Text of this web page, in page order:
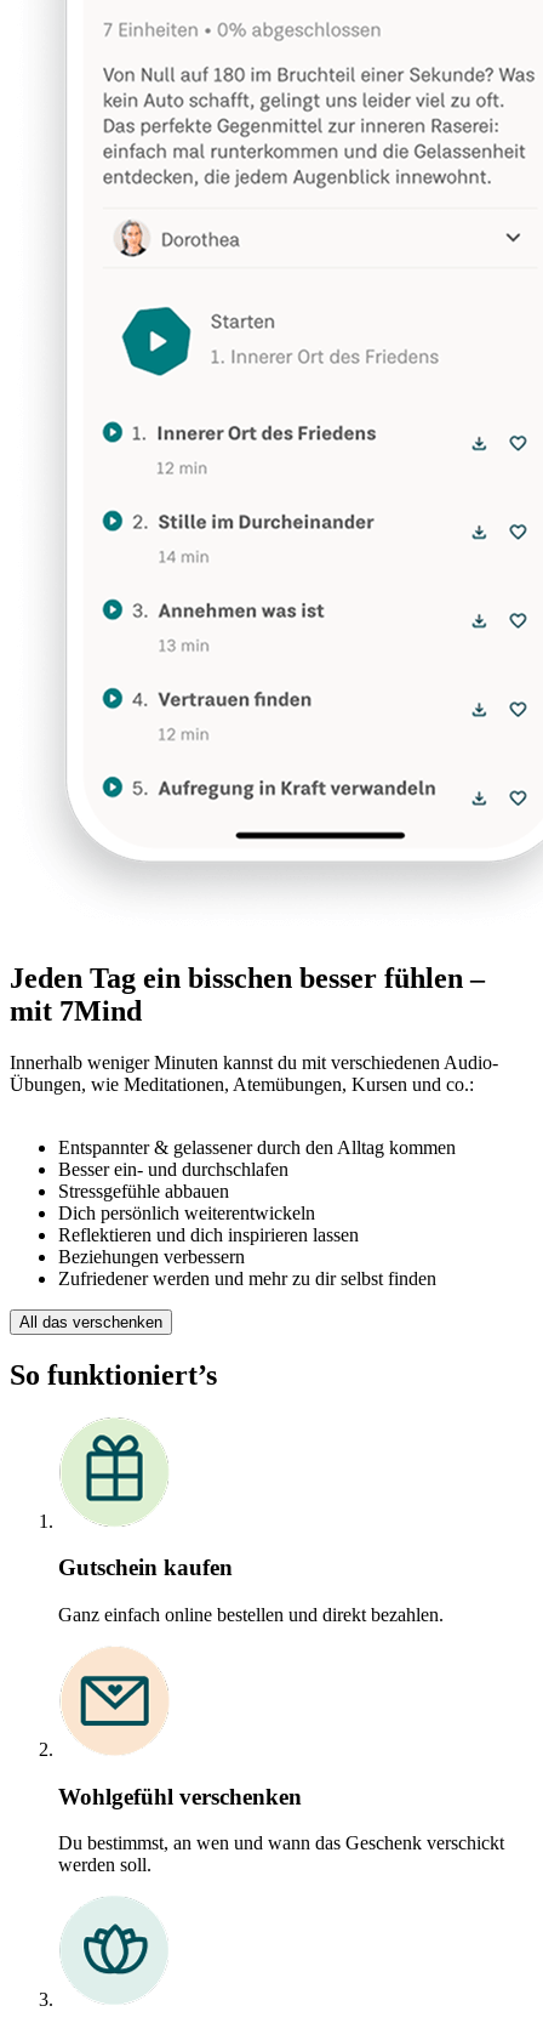
Jeden Tag ein bisschen besser fühlen –
mit 7Mind
Innerhalb weniger Minuten kannst du mit verschiedenen Audio-
Übungen, wie Meditationen, Atemübungen, Kursen und co.:
Entspannter & gelassener durch den Alltag kommen
Besser ein- und durchschlafen
Stressgefühle abbauen
Dich persönlich weiterentwickeln
Reflektieren und dich inspirieren lassen
Beziehungen verbessern
Zufriedener werden und mehr zu dir selbst finden
All das verschenken
So funktioniert’s
Gutschein kaufen
Ganz einfach online bestellen und direkt bezahlen.
Wohlgefühl verschenken
Du bestimmst, an wen und wann das Geschenk verschickt
werden soll.